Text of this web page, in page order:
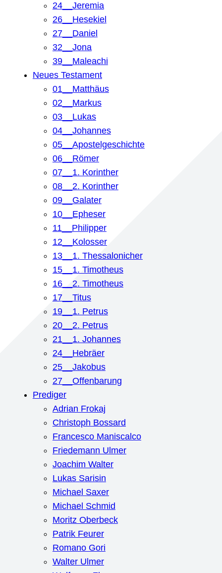
24__Jeremia
26__Hesekiel
27__Daniel
32__Jona
39__Maleachi
Neues Testament
01__Matthäus
02__Markus
03__Lukas
04__Johannes
05__Apostelgeschichte
06__Römer
07__1. Korinther
08__2. Korinther
09__Galater
10__Epheser
11__Philipper
12__Kolosser
13__1. Thessalonicher
15__1. Timotheus
16__2. Timotheus
17__Titus
19__1. Petrus
20__2. Petrus
21__1. Johannes
24__Hebräer
25__Jakobus
27__Offenbarung
Prediger
Adrian Frokaj
Christoph Bossard
Francesco Maniscalco
Friedemann Ulmer
Joachim Walter
Lukas Sarisin
Michael Saxer
Michael Schmid
Moritz Oberbeck
Patrik Feurer
Romano Gori
Walter Ulmer